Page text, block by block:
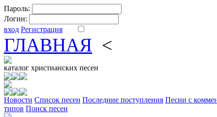
Пароль:
Логин:
вход Регистрация
ГЛАВНАЯ <
каталог христианских песен
Новости Cписок песен Последние поступления Песни с
типов Поиск песен